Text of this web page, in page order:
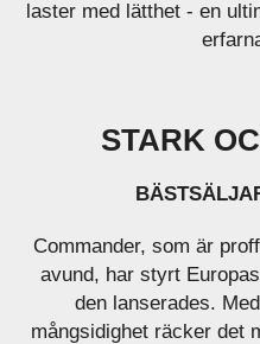
laster med lätthet - en
STARK
Commander, som är
avund, har styrt
den lanserades.
mångsidighet räcker det